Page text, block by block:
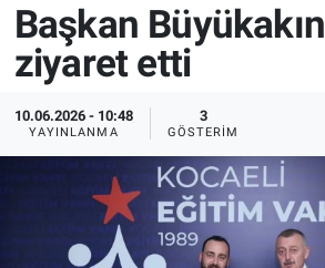
Başkan
ziyaret etti
10.06.2026 - 10:48
YAYINLANMA
3
GÖSTERIM
Ekonomi
Spor
Magazin
Tüm Haberler
İletişim
Hava Durumu
Namaz Vakitleri
Trafik Durumu
Süper Lig Puan Durumu ve
Tüm Manşetler